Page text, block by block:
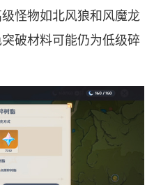
怪物如北风狼和风魔龙
破材料可能仍为低级碎